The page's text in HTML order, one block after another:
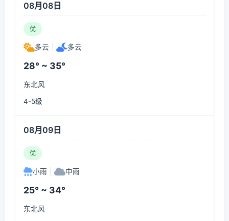
08月08日
优
多云 多云
28° ~ 35°
东北风
4-5级
08月09日
优
小雨 中雨
25° ~ 34°
东北风